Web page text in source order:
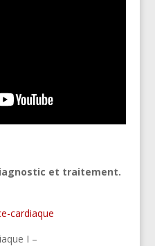
et traitement.
cardiaque
I –